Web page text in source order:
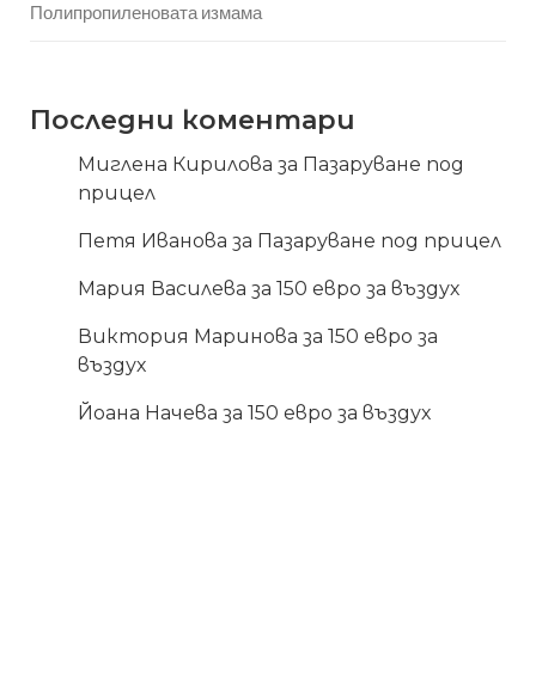
Полипропиленовата измама
Последни коментари
Миглена Кирилова за Пазаруване под
прицел
Петя Иванова за Пазаруване под прицел
Мария Василева за 150 евро за въздух
Виктория Маринова за 150 евро за
въздух
Йоана Начева за 150 евро за въздух